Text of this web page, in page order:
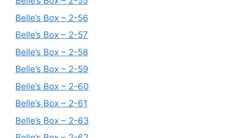
Belle’s Box – 2-56
Belle’s Box – 2-57
Belle’s Box – 2-58
Belle’s Box – 2-59
Belle’s Box – 2-60
Belle’s Box – 2-61
Belle’s Box – 2-63